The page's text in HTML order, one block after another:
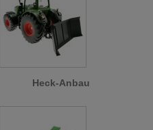
Heck-Anbau